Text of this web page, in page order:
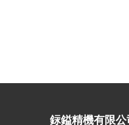
銢鎰精機有限公